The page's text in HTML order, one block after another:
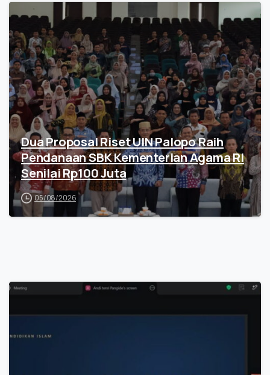
Dua Proposal Riset UIN Palopo Raih
Pendanaan SBK Kementerian Agama RI
Senilai Rp100 Juta
05/08/2026